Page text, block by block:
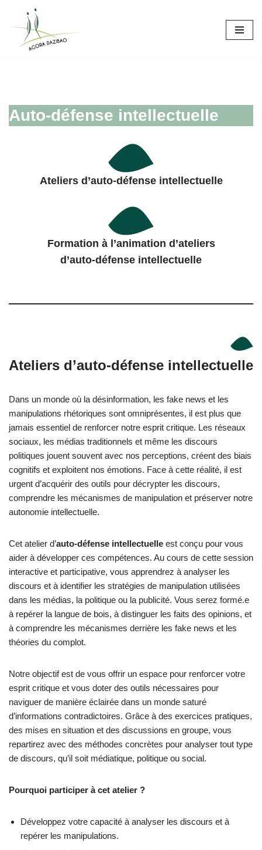
Aller
Auto-défense intellectuelle
Ateliers d’auto-défense intellectuelle
Formation à l’animation d’ateliers
d’auto-défense intellectuelle
Ateliers d’auto-défense intellectuelle
Dans un monde où la désinformation, les fake news et les
manipulations rhétoriques sont omniprésentes, il est plus que
jamais essentiel de renforcer notre esprit critique. Les réseaux
sociaux, les médias traditionnels et même les discours
politiques jouent souvent avec nos perceptions, créent des biais
cognitifs et exploitent nos émotions. Face à cette réalité, il est
urgent d’acquérir des outils pour décrypter les discours,
comprendre les mécanismes de manipulation et préserver notre
autonomie intellectuelle.
Cet atelier d’auto-défense intellectuelle est conçu pour vous
aider à développer ces compétences. Au cours de cette session
interactive et participative, vous apprendrez à analyser les
discours et à identifier les stratégies de manipulation utilisées
dans les médias, la politique ou la publicité. Vous serez formé.e
à repérer la langue de bois, à distinguer les faits des opinions, et
à comprendre les mécanismes derrière les fake news et les
théories du complot.
Notre objectif est de vous offrir un espace pour renforcer votre
esprit critique et vous doter des outils nécessaires pour
naviguer de manière éclairée dans un monde saturé
d’informations contradictoires. Grâce à des exercices pratiques,
des mises en situation et des discussions en groupe, vous
repartirez avec des méthodes concrètes pour analyser tout type
de discours, qu’il soit médiatique, politique ou social.
Pourquoi participer à cet atelier ?
Développez votre capacité à analyser les discours et à
repérer les manipulations.